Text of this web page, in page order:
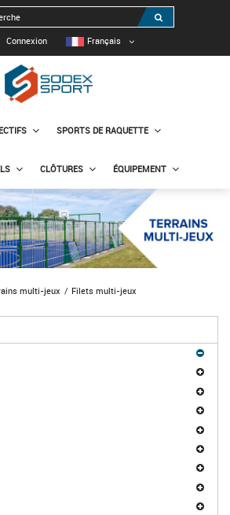
Connexion Français
SPORTS DE RAQUETTE
CLÔTURES ÉQUIPEMENT
multi-jeux Filets multi-jeux